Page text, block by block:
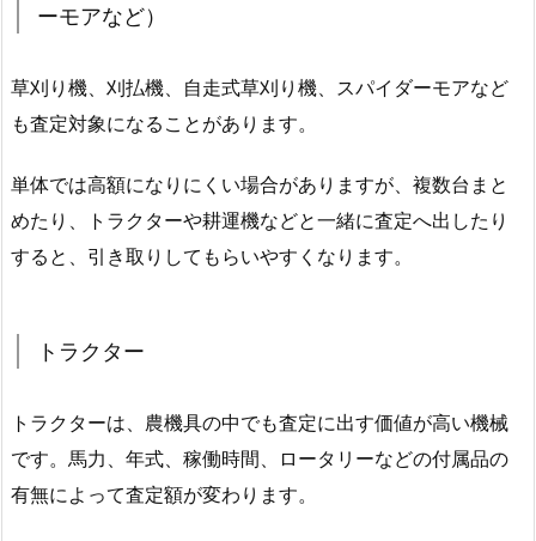
ーモアなど）
草刈り機、刈払機、自走式草刈り機、スパイダーモアなど
も査定対象になることがあります。
単体では高額になりにくい場合がありますが、複数台まと
めたり、トラクターや耕運機などと一緒に査定へ出したり
すると、引き取りしてもらいやすくなります。
トラクター
トラクターは、農機具の中でも査定に出す価値が高い機械
です。馬力、年式、稼働時間、ロータリーなどの付属品の
有無によって査定額が変わります。